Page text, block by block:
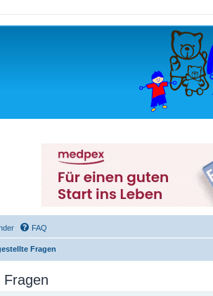
FAQ
Fragen
Fragen